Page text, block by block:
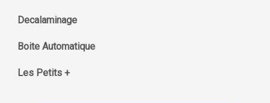
Decalaminage
Boite Automatique
Les Petits +